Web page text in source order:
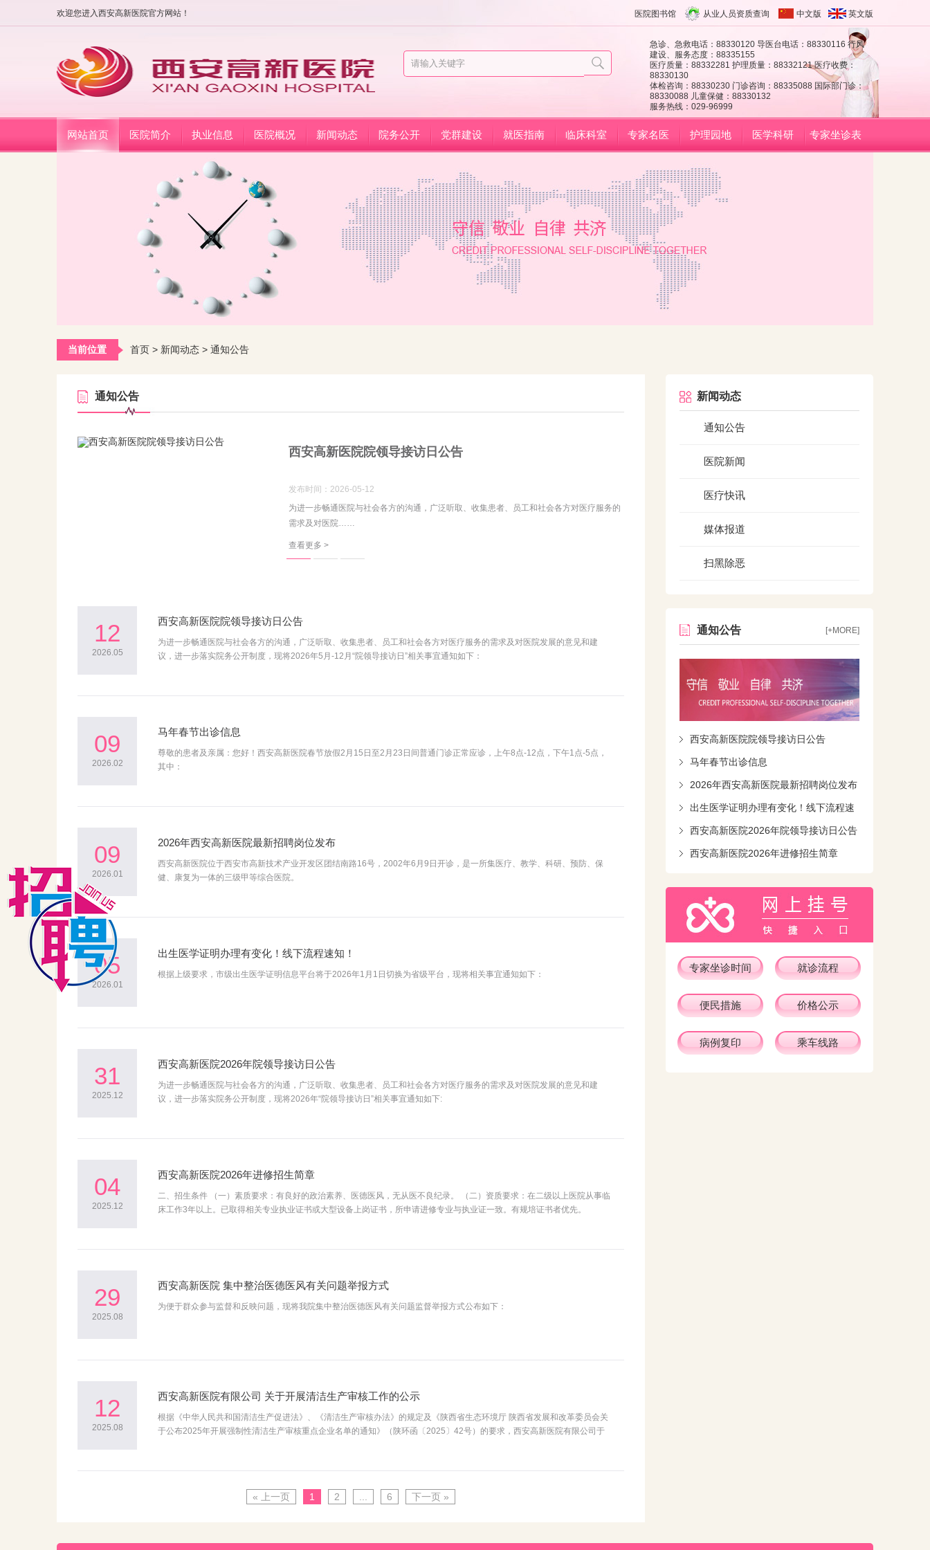
欢迎您进入西安高新医院官方网站！ 医院图书馆 从业人员资质查询 中文版 英文版
急诊、急救电话：88330120 导医台电话：88330116 行风
建设、服务态度：88335155
医疗质量：88332281 护理质量：88332121 医疗收费：
88330130
体检咨询：88330230 门诊咨询：88335088 国际部门诊：
88330088 儿童保健：88330132
服务热线：029-96999
网站首页 医院简介 执业信息 医院概况 新闻动态 院务公开 党群建设 就医指南 临床科室 专家名医 护理园地 医学科研 专家坐诊表
当前位置 首页 > 新闻动态 > 通知公告
新闻动态
通知公告
医院新闻
医疗快讯
媒体报道
扫黑除恶
通知公告 [+MORE]
西安高新医院院领导接访日公告
马年春节出诊信息
2026年西安高新医院最新招聘岗位发布
出生医学证明办理有变化！线下流程速
知！
西安高新医院2026年院领导接访日公告
西安高新医院2026年进修招生简章
专家坐诊时间 就诊流程
便民措施 价格公示
病例复印 乘车线路
通知公告
西安高新医院院领导接访日公告
发布时间：2026-05-12
为进一步畅通医院与社会各方的沟通，广泛听取、收集患者、员工和社会各方对医疗服务的
需求及对医院……
查看更多 >
12
2026.05
西安高新医院院领导接访日公告
为进一步畅通医院与社会各方的沟通，广泛听取、收集患者、员工和社会各方对医疗服务的需求及对医院发展的意见和建
议，进一步落实院务公开制度，现将2026年5月-12月“院领导接访日”相关事宜通知如下：
09
2026.02
马年春节出诊信息
尊敬的患者及亲属：您好！西安高新医院春节放假2月15日至2月23日间普通门诊正常应诊，上午8点-12点，下午1点-5点，
其中：
09
2026.01
2026年西安高新医院最新招聘岗位发布
西安高新医院位于西安市高新技术产业开发区团结南路16号，2002年6月9日开诊，是一所集医疗、教学、科研、预防、保
健、康复为一体的三级甲等综合医院。
05
2026.01
出生医学证明办理有变化！线下流程速知！
根据上级要求，市级出生医学证明信息平台将于2026年1月1日切换为省级平台，现将相关事宜通知如下：
31
2025.12
西安高新医院2026年院领导接访日公告
为进一步畅通医院与社会各方的沟通，广泛听取、收集患者、员工和社会各方对医疗服务的需求及对医院发展的意见和建
议，进一步落实院务公开制度，现将2026年“院领导接访日”相关事宜通知如下:
04
2025.12
西安高新医院2026年进修招生简章
二、招生条件 （一）素质要求：有良好的政治素养、医德医风，无从医不良纪录。 （二）资质要求：在二级以上医院从事临
床工作3年以上。已取得相关专业执业证书或大型设备上岗证书，所申请进修专业与执业证一致。有规培证书者优先。
29
2025.08
西安高新医院 集中整治医德医风有关问题举报方式
为便于群众参与监督和反映问题，现将我院集中整治医德医风有关问题监督举报方式公布如下：
12
2025.08
西安高新医院有限公司 关于开展清洁生产审核工作的公示
根据《中华人民共和国清洁生产促进法》、《清洁生产审核办法》的规定及《陕西省生态环境厅 陕西省发展和改革委员会关
于公布2025年开展强制性清洁生产审核重点企业名单的通知》（陕环函〔2025〕42号）的要求，西安高新医院有限公司于
« 上一页 1 2 6 下一页 »